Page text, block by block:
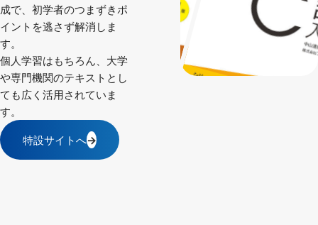
成で、初学者のつまずきポ
イントを逃さず解消しま
す。
個人学習はもちろん、大学
や専門機関のテキストとし
ても広く活用されていま
す。
特設サイトへ→